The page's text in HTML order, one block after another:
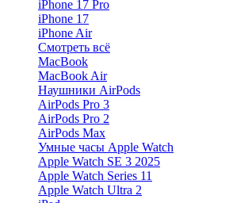
iPhone 17 Pro
iPhone 17
iPhone Air
Смотреть всё
MacBook
MacBook Air
Наушники AirPods
AirPods Pro 3
AirPods Pro 2
AirPods Max
Умные часы Apple Watch
Apple Watch SE 3 2025
Apple Watch Series 11
Apple Watch Ultra 2